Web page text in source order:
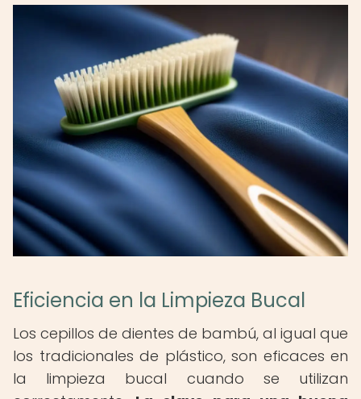
Eficiencia en la Limpieza Bucal
Los cepillos de dientes de bambú, al igual que
los tradicionales de plástico, son eficaces en
la limpieza bucal cuando se utilizan